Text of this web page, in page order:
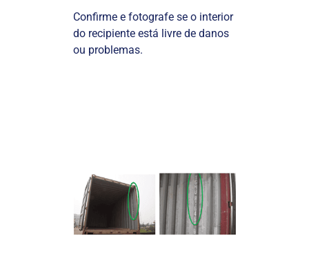
Confirme e fotografe se o interior
do recipiente está livre de danos
ou problemas.